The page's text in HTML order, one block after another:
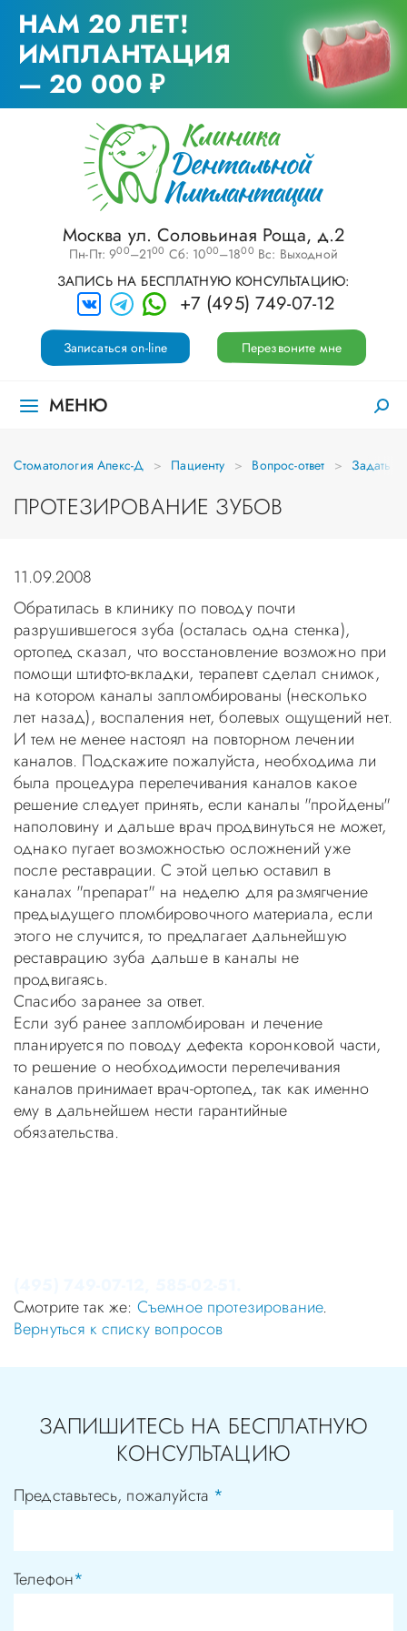
НАМ 20 ЛЕТ!
ИМПЛАНТАЦИЯ
— 20 000 ₽
Москва ул. Соловьиная Роща, д.2
Пн-Пт: 900–2100 Сб: 1000–1800 Вс: Выходной
ЗАПИСЬ НА БЕСПЛАТНУЮ КОНСУЛЬТАЦИЮ:
+7 (495) 749-07-12
Перезвоните мне
Записаться on-line
МЕНЮ
Стоматология Апекс-Д Пациенту Вопрос-ответ Задать
ПРОТЕЗИРОВАНИЕ ЗУБОВ
11.09.2008
Обратилась в клинику по поводу почти
разрушившегося зуба (осталась одна стенка),
ортопед сказал, что восстановление возможно при
помощи штифто-вкладки, терапевт сделал снимок,
на котором каналы запломбированы (несколько
лет назад), воспаления нет, болевых ощущений нет.
И тем не менее настоял на повторном лечении
каналов. Подскажите пожалуйста, необходима ли
была процедура перелечивания каналов какое
решение следует принять, если каналы "пройдены"
наполовину и дальше врач продвинуться не может,
однако пугает возможностью осложнений уже
после реставрации. С этой целью оставил в
каналах "препарат" на неделю для размягчение
предыдущего пломбировочного материала, если
этого не случится, то предлагает дальнейшую
реставрацию зуба дальше в каналы не
продвигаясь.
Спасибо заранее за ответ.
Если зуб ранее запломбирован и лечение
планируется по поводу дефекта коронковой части,
то решение о необходимости перелечивания
каналов принимает врач-ортопед, так как именно
ему в дальнейшем нести гарантийные
обязательства.
Смотрите так же: Съемное протезирование.
Вернуться к списку вопросов
ЗАПИШИТЕСЬ НА БЕСПЛАТНУЮ
КОНСУЛЬТАЦИЮ
Представьтесь, пожалуйста *
Телефон*